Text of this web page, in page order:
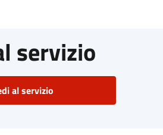
servizio
al servizio